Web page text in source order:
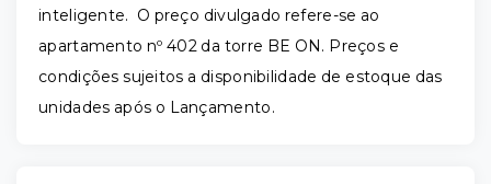
inteligente. O preço divulgado refere-se ao
apartamento nº 402 da torre BE ON. Preços e
condições sujeitos a disponibilidade de estoque das
unidades após o Lançamento.